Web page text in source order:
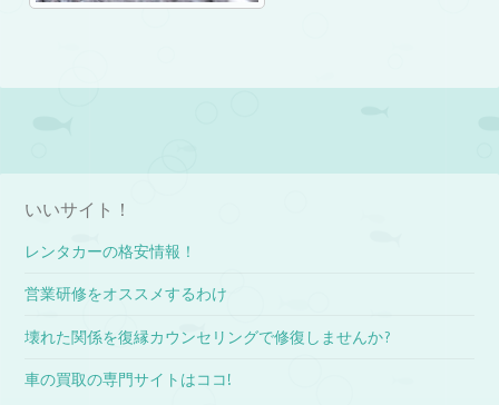
Post navigation
いいサイト！
レンタカーの格安情報！
営業研修をオススメするわけ
壊れた関係を復縁カウンセリングで修復しませんか?
車の買取の専門サイトはココ!